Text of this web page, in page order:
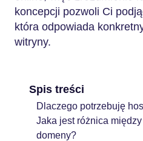
koncepcji pozwoli Ci
która odpowiada
witryny.
Spis treści
Dlaczego potrzebuję
Jaka jest różnica
domeny?